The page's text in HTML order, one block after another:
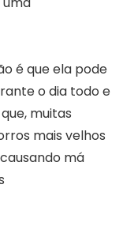
é que ela pode
o dia todo e
muitas
mais velhos
má